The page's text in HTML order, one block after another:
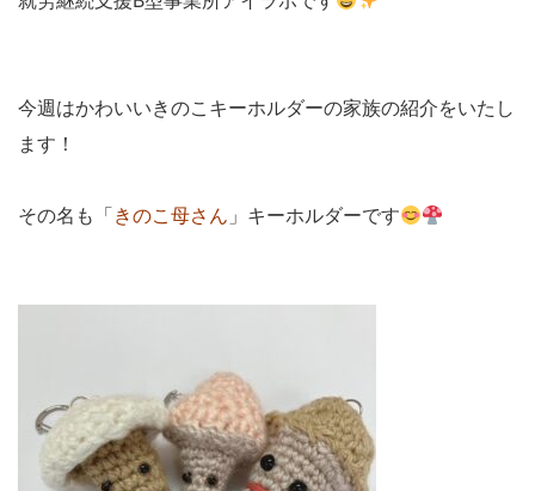
今週はかわいいきのこキーホルダーの家族の紹介をいたし
ます！
その名も「きのこ母さん 」キーホルダーです